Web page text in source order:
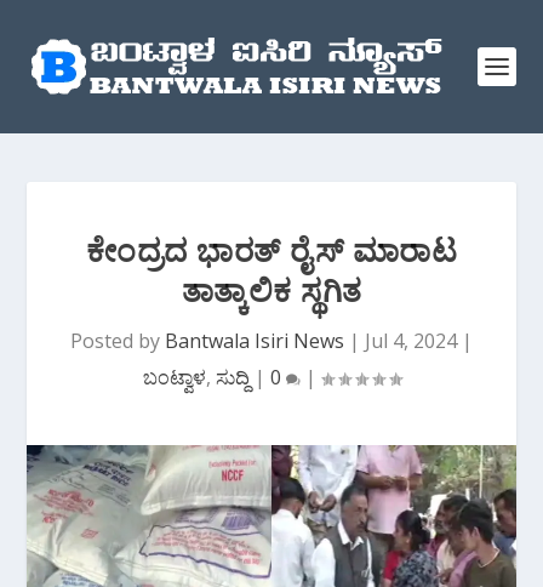
ಕೇಂದ್ರದ ಭಾರತ್‌ ರೈಸ್‌ ಮಾರಾಟ
ತಾತ್ಕಾಲಿಕ ಸ್ಥಗಿತ
Posted by Bantwala Isiri News | Jul 4, 2024|
ಬಂಟ್ವಾಳ, ಸುದ್ದಿ | 0 |